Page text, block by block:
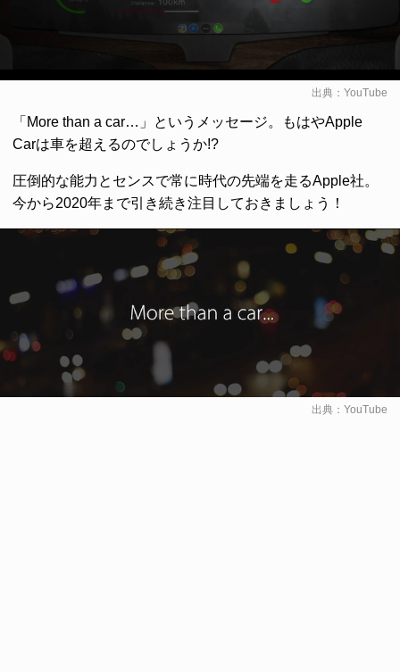
出典： YouTube
「More than a car…」というメッセージ。もはやApple
Carは車を超えるのでしょうか!?
圧倒的な能力とセンスで常に時代の先端を走るApple社。
今から2020年まで引き続き注目しておきましょう！
出典： YouTube